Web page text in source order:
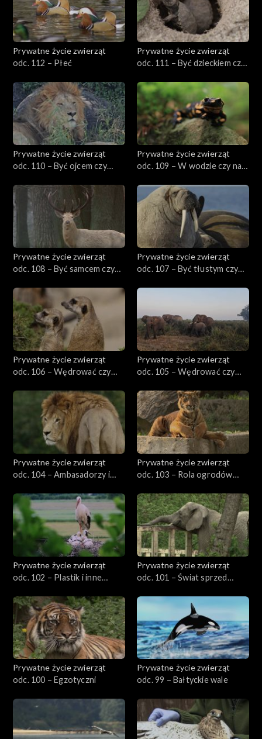
Prywatne życie zwierząt
odc. 112 – Płeć
Prywatne życie zwierząt
odc. 111 – Być dzieckiem czy
Prywatne życie zwierząt
odc. 110 – Być ojcem czy
Prywatne życie zwierząt
odc. 109 – W wodzie czy na
Prywatne życie zwierząt
odc. 108 – Być samcem czy
Prywatne życie zwierząt
odc. 107 – Być tłustym czy
Prywatne życie zwierząt
odc. 106 – Wędrować czy
Prywatne życie zwierząt
odc. 105 – Wędrować czy
Prywatne życie zwierząt
odc. 104 – Ambasadorzy i
Prywatne życie zwierząt
odc. 103 – Rola ogrodów
Prywatne życie zwierząt
odc. 102 – Plastik i inne
Prywatne życie zwierząt
odc. 101 – Świat sprzed
Prywatne życie zwierząt
odc. 100 – Egzotyczni
Prywatne życie zwierząt
odc. 99 – Bałtyckie wale